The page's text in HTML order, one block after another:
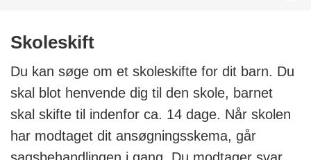
Skoleskift
Du kan søge om et skoleskifte for dit barn. Du
skal blot henvende dig til den skole, barnet
skal skifte til indenfor ca. 14 dage. Når skolen
har modtaget dit ansøgningsskema, går